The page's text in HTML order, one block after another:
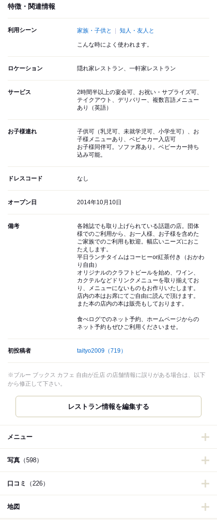
特徴・関連情報
利用シーン 家族・子供と 知人・友人と
こんな時によく使われます。
ロケーション 隠れ家レストラン、一軒家レストラン
サービス
2時間半以上の宴会可、お祝い・サプライズ可、
テイクアウト、デリバリー、複数言語メニュー
あり（英語）
お子様連れ
子供可（乳児可、未就学児可、小学生可）、お
子様メニューあり、ベビーカー入店可
お子様同伴可。ソファ席あり。ベビーカー持ち
込み可能。
ドレスコード なし
オープン日 2014年10月10日
備考
各雑誌でも取り上げられている話題の店。団体
様でのご利用から、お一人様、お子様を含めた
ご家族でのご利用も歓迎。幅広いニーズにおこ
たえします。
平日ランチタイムはコーヒーor紅茶付き（おかわ
り自由）
オリジナルのクラフトビールを始め、ワイン、
カクテルなどドリンクメニューを取り揃えてお
り、メニューにないものもお作りいたします。
店内の本はお席にてご自由に読んで頂けます。
また本の店内の本は販売もしております。
食べログでのネット予約、ホームページからの
ネット予約もぜひご利用くださいませ。
初投稿者 taityo2009 （719）
※ブルー ブックス カフェ 自由が丘店 の店舗情報に誤りがある場合は、以下
から修正して下さい。
レストラン情報を編集する
メニュー
写真 （598）
口コミ （226）
地図